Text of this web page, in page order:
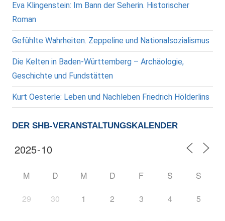
Eva Klingenstein: Im Bann der Seherin. Historischer
Roman
Gefühlte Wahrheiten. Zeppeline und Nationalsozialismus
Die Kelten in Baden-Württemberg – Archäologie,
Geschichte und Fundstätten
Kurt Oesterle: Leben und Nachleben Friedrich Hölderlins
DER SHB-VERANSTALTUNGSKALENDER
M D M D F S S
29 30 1 2 3 4 5